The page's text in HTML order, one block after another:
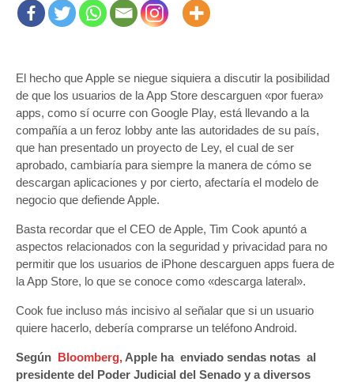
El hecho que Apple se niegue siquiera a discutir la posibilidad
de que los usuarios de la App Store descarguen «por fuera»
apps, como sí ocurre con Google Play, está llevando a la
compañía a un feroz lobby ante las autoridades de su país,
que han presentado un proyecto de Ley, el cual de ser
aprobado, cambiaría para siempre la manera de cómo se
descargan aplicaciones y por cierto, afectaría el modelo de
negocio que defiende Apple.
Basta recordar que el CEO de Apple, Tim Cook apuntó a
aspectos relacionados con la seguridad y privacidad para no
permitir que los usuarios de iPhone descarguen apps fuera de
la App Store, lo que se conoce como «descarga lateral».
Cook fue incluso más incisivo al señalar que si un usuario
quiere hacerlo, debería comprarse un teléfono Android.
Según Bloomberg, Apple ha enviado sendas notas al
presidente del Poder Judicial del Senado y a diversos